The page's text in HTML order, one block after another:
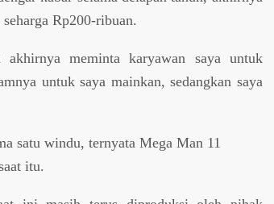
Rp200-ribuan.
akhirnya meminta karyawan saya untuk
untuk saya mainkan, sedangkan saya
satu windu, ternyata Mega Man 11
itu.